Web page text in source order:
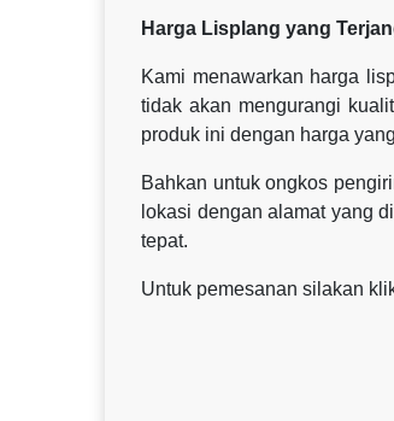
Harga Lisplang yang
Kami menawarkan harga
tidak akan mengurangi
produk ini dengan harga
Bahkan untuk ongkos
lokasi dengan alamat yang
tepat.
Untuk pemesanan silakan